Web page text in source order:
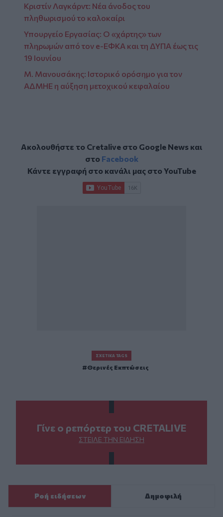
Κριστίν Λαγκάρντ: Νέα άνοδος του
πληθωρισμού το καλοκαίρι
Υπουργείο Εργασίας: Ο «χάρτης» των
πληρωμών από τον e-ΕΦΚΑ και τη ΔΥΠΑ έως τις
19 Ιουνίου
Μ. Μανουσάκης: Ιστορικό ορόσημο για τον
ΑΔΜΗΕ η αύξηση μετοχικού κεφαλαίου
Ακολουθήστε το Cretalive στο Google Newsκαι
στο Facebook
Κάντε εγγραφή στο κανάλι μας στοYouTube
ΣΧΕΤΙΚΆ TAGS
Θερινές Εκπτώσεις
Γίνε ο ρεπόρτερ του CRETALIVE
ΣΤΕΊΛΕ ΤΗΝ ΕΊΔΗΣΗ
Ροή ειδήσεων Δημοφιλή